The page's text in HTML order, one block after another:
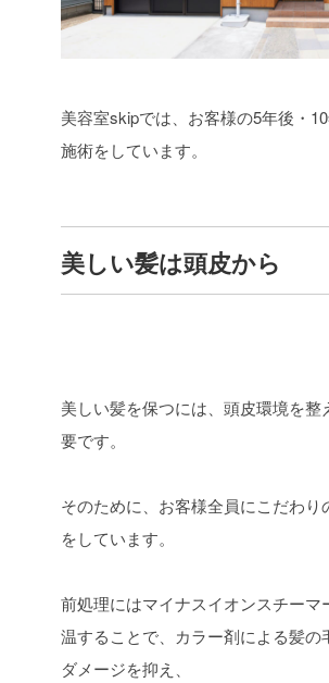
美容室skipでは、お客様の5年後・
施術をしています。
美しい髪は頭皮から
美しい髪を保つには、頭皮環境を整
要です。
そのために、お客様全員にこだわり
をしています。
前処理にはマイナスイオンスチーマ
温することで、カラー剤による髪の
ダメージを抑え、